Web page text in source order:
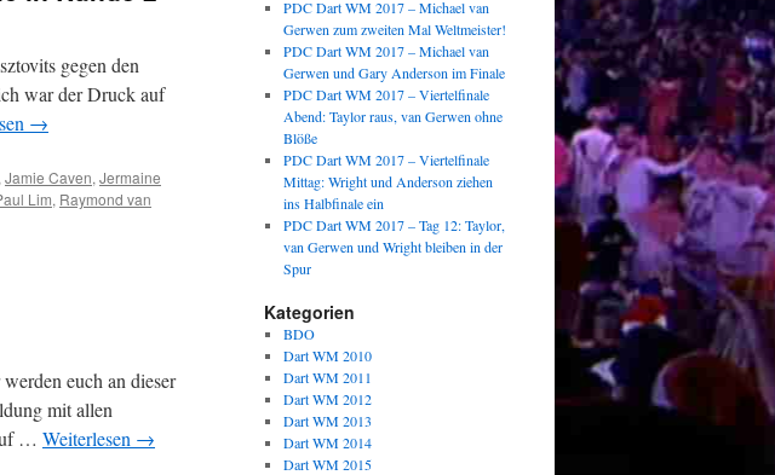
gegen den
war der Druck auf
→
Jamie Caven, Jermaine
Lim, Raymond van
euch an dieser
mit allen
… Weiterlesen →
PDC Dart WM 2017 – Michael van
Gerwen zum zweiten Mal Weltmeister!
PDC Dart WM 2017 – Michael van
Gerwen und Gary Anderson im Finale
PDC Dart WM 2017 – Viertelfinale
Abend: Taylor raus, van Gerwen ohne
Blöße
PDC Dart WM 2017 – Viertelfinale
Mittag: Wright und Anderson ziehen
ins Halbfinale ein
PDC Dart WM 2017 – Tag 12: Taylor,
van Gerwen und Wright bleiben in der
Spur
Kategorien
BDO
Dart WM 2010
Dart WM 2011
Dart WM 2012
Dart WM 2013
Dart WM 2014
Dart WM 2015